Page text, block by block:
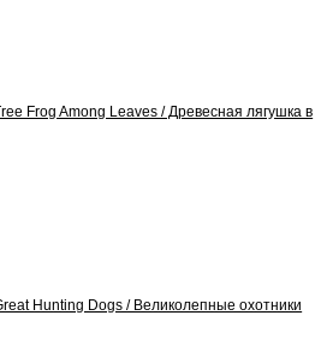
Frog Among Leaves / Древесная лягушка в
Hunting Dogs / Великолепные охотники